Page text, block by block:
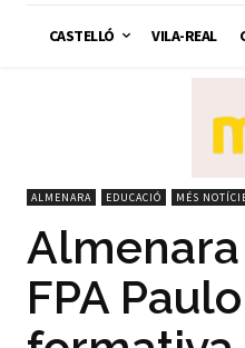
CASTELLÓ VILA-REAL
ALMENARA EDUCACIÓ MÉS
FPA